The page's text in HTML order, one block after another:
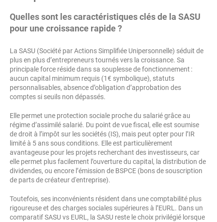
Quelles sont les caractéristiques clés de la SASU
pour une croissance rapide ?
La SASU (Société par Actions Simplifiée Unipersonnelle) séduit de
plus en plus d’entrepreneurs tournés vers la croissance. Sa
principale force réside dans sa souplesse de fonctionnement :
aucun capital minimum requis (1€ symbolique), statuts
personnalisables, absence d’obligation d’approbation des
comptes si seuils non dépassés.
Elle permet une protection sociale proche du salarié grâce au
régime d’assimilé salarié. Du point de vue fiscal, elle est soumise
de droit à l’impôt sur les sociétés (IS), mais peut opter pour l’IR
limité à 5 ans sous conditions. Elle est particulièrement
avantageuse pour les projets recherchant des investisseurs, car
elle permet plus facilement l’ouverture du capital, la distribution de
dividendes, ou encore l’émission de BSPCE (bons de souscription
de parts de créateur d'entreprise).
Toutefois, ses inconvénients résident dans une comptabilité plus
rigoureuse et des charges sociales supérieures à l’EURL. Dans un
comparatif SASU vs EURL, la SASU reste le choix privilégié lorsque